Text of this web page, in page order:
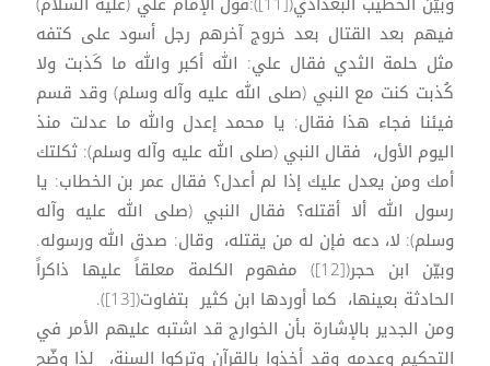
فيهم بعد القتال بعد خروج آخرهم رجل أسود على كتفه
مثل حلمة الثدي فقال علي: الله أكبر والله ما كَذبت ولا
كُذبت كنت مع النبي (صلى الله عليه وآله وسلم) وقد قسم
فيئنا فجاء هذا فقال: يا محمد إعدل والله ما عدلت منذ
اليوم الأول، فقال النبي (صلى الله عليه وآله وسلم): ثكلتك
أمك ومن يعدل عليك إذا لم أعدل؟ فقال عمر بن الخطاب: يا
رسول الله ألا أقتله؟ فقال النبي (صلى الله عليه وآله
وسلم): لا، دعه فإن له من يقتله، وقال: صدق الله ورسوله.
وبيّن ابن حجر([12]) مفهوم الكلمة معلقاً عليها ذاكراً
الحادثة بعينها، كما أوردها ابن كثير بتفاوت([13]).
ومن الجدير بالإشارة بأن الخوارج قد اشتبه عليهم الأمر في
التحكيم وعدمه وقد أخذوا بالقرآن وتركوا السنة، لذا وضّح